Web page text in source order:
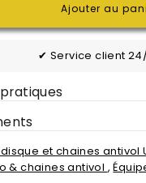
Ajouter au
✔ Service client
et chaines antivol
& chaines antivol ,